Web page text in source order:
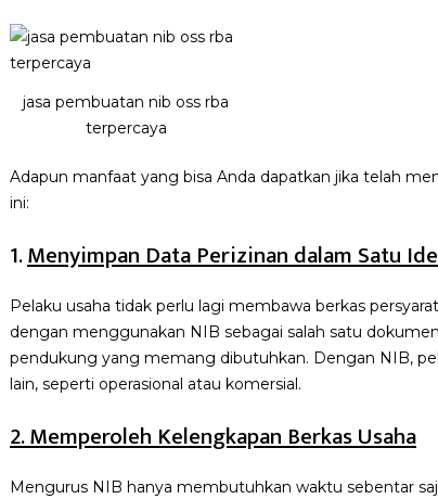
jasa pembuatan nib oss rba
terpercaya
Adapun manfaat yang bisa Anda dapatkan jika telah
ini:
1.Menyimpan Data Perizinan dalam Satu
Pelaku usaha tidak perlu lagi membawa berkas
dengan menggunakan NIB sebagai salah satu
pendukung yang memang dibutuhkan. Dengan NIB,
lain, seperti operasional atau komersial.
2. Memperoleh Kelengkapan Berkas Usaha
Mengurus NIB hanya membutuhkan waktu sebentar